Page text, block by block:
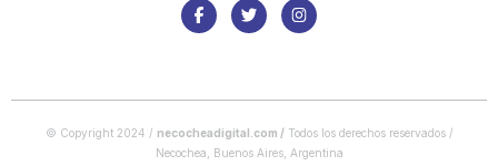
© Copyright 2024 / necocheadigital.com /Todos los derechos reservados /
Necochea, Buenos Aires, Argentina